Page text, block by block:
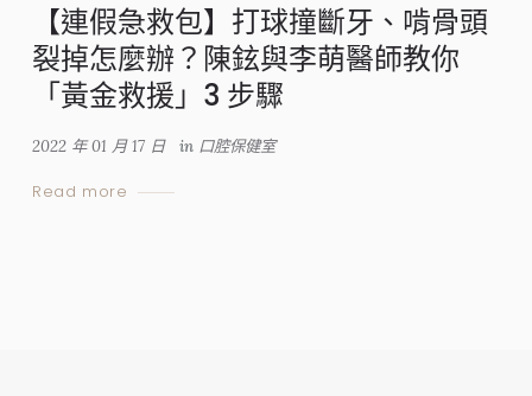
【連假急救包】打球撞斷牙、啃骨頭
裂掉怎麼辦？陳鉉與李萌醫師教你
「黃金救援」3 步驟
2022 年 01 月 17 日 in 口腔保健室
Read more